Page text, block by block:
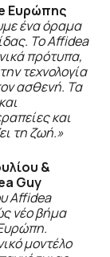
Ευρώπης
ένα όραμα
Το Affidea
πρότυπα,
τεχνολογία
ασθενή. Τα
και
τη ζωή.»
&
Guy
Affidea
νέο βήμα
μοντέλο